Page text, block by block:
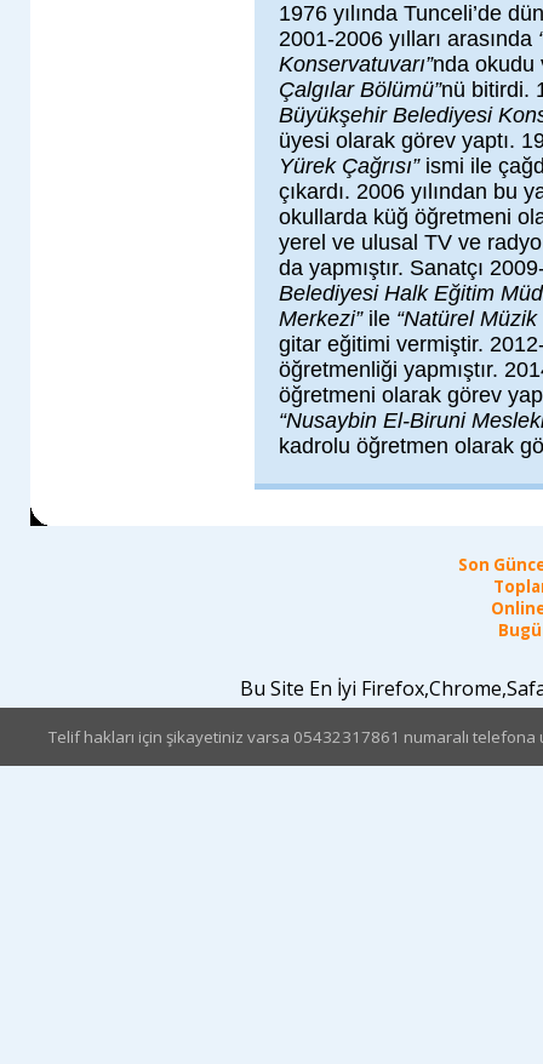
1976 yılında Tunceli’de
2001-2006 yılları arasında
Konservatuvarı”nda
Çalgılar Bölümü”nü bitirdi.
Büyükşehir Belediyesi
üyesi olarak görev yaptı.
Yürek Çağrısı” ismi ile
çıkardı. 2006 yılından bu
okullarda küğ öğretmeni
yerel ve ulusal TV ve
da yapmıştır. Sanatçı
Belediyesi Halk Eğitim
Merkezi” ile “Natürel Müzik
gitar eğitimi vermiştir.
öğretmenliği yapmıştır.
öğretmeni olarak görev
“Nusaybin El-Biruni
kadrolu öğretmen olarak
Son
Bu Site En İyi
Telif hakları için şikayetiniz varsa 05432317861 numaralı telefona